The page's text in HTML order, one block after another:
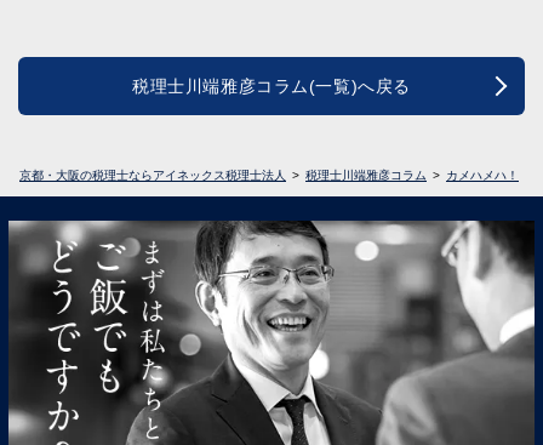
税理士川端雅彦コラム(一覧)へ戻る
京都・大阪の税理士ならアイネックス税理士法人 税理士川端雅彦コラム カメハメハ！